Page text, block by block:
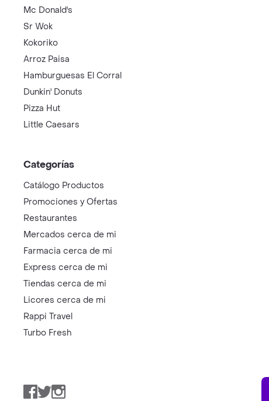
Mc Donald's
Sr Wok
Kokoriko
Arroz Paisa
Hamburguesas El Corral
Dunkin' Donuts
Pizza Hut
Little Caesars
Categorías
Catálogo Productos
Promociones y Ofertas
Restaurantes
Mercados cerca de mi
Farmacia cerca de mi
Express cerca de mi
Tiendas cerca de mi
Licores cerca de mi
Rappi Travel
Turbo Fresh
Facebook
TwitterInstagram